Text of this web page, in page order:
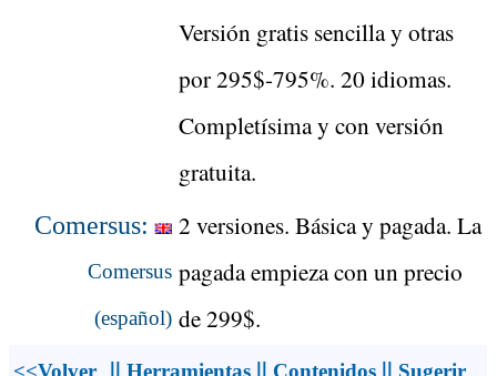
Versión gratis sencilla y otras
por 295$-795%. 20 idiomas.
Completísima y con versión
gratuita.
Comersus:
Comersus
(español)
2 versiones. Básica y pagada. La
pagada empieza con un precio
de 299$.
<<Volver || Herramientas || Contenidos || Sugerir